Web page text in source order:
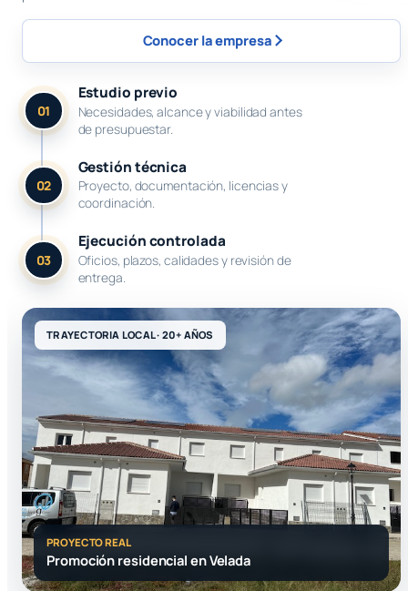
Conocer la empresa
PROYECTO REAL
Promoción residencial en Velada
01
Estudio previo
Necesidades, alcance y viabilidad antes
de presupuestar.
02
Gestión técnica
Proyecto, documentación, licencias y
coordinación.
03
Ejecución controlada
Oficios, plazos, calidades y revisión de
entrega.